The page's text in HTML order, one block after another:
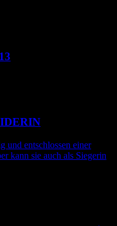
und entschlossen einer
kann sie auch als Siegerin